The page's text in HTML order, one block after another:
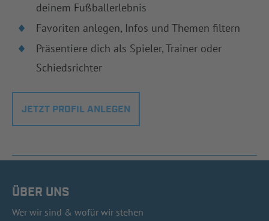
deinem Fußballerlebnis
Favoriten anlegen, Infos und Themen filtern
Präsentiere dich als Spieler, Trainer oder
Schiedsrichter
JETZT PROFIL ANLEGEN
ÜBER UNS
Wer wir sind & wofür wir stehen